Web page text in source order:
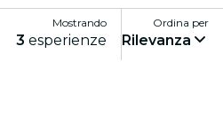
Mostrando
3 esperienze
Ordina per
Rilevanza